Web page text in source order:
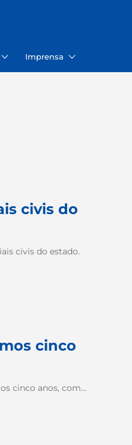
Imprensa
civis do
civis do estado.
cinco
cinco anos, com...